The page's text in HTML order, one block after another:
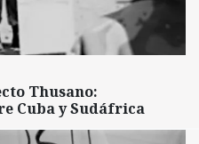
Thusano:
Cuba y Sudáfrica